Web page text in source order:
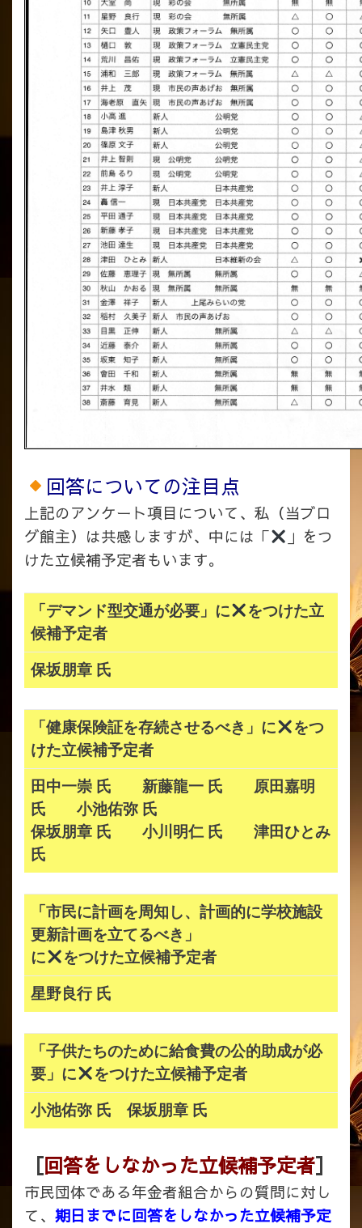
回答についての注目点
上記のアンケート項目について、私（当ブロ
グ館主）は共感しますが、中には「
」をつ
けた立候補予定者もいます。
「デマンド型交通が必要」に
をつけた立
候補予定者
保坂朋章 氏
「健康保険証を存続させるべき」に
をつ
けた立候補予定者
田中一崇 氏 新藤龍一 氏 原田嘉明
氏 小池佑弥 氏
保坂朋章 氏 小川明仁 氏 津田ひとみ
氏
「市民に計画を周知し、計画的に学校施設
更新計画を立てるべき」
に
をつけた立候補予定者
星野良行 氏
「子供たちのために給食費の公的助成が必
要」に
をつけた立候補予定者
小池佑弥 氏 保坂朋章 氏
［回答をしなかった立候補予定者］
市民団体である年金者組合からの質問に対し
て、 期日までに回答をしなかった立候補予定